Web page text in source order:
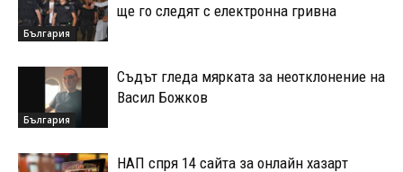
България
ще го следят с електронна гривна
България
Съдът гледа мярката за неотклонение на
Васил Божков
HAΠ cпpя 14 caйтa зa oнлaйн xaзapт